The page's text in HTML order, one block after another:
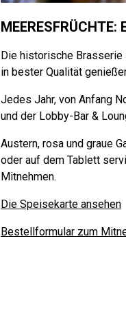
MEERESFRÜCHTE:
Die historische Brasserie
in bester Qualität
Jedes Jahr, von Anfang
und der Lobby-Bar &
Austern, rosa und graue
oder auf dem Tablett
Mitnehmen.
Die Speisekarte ansehen
Bestellformular zum